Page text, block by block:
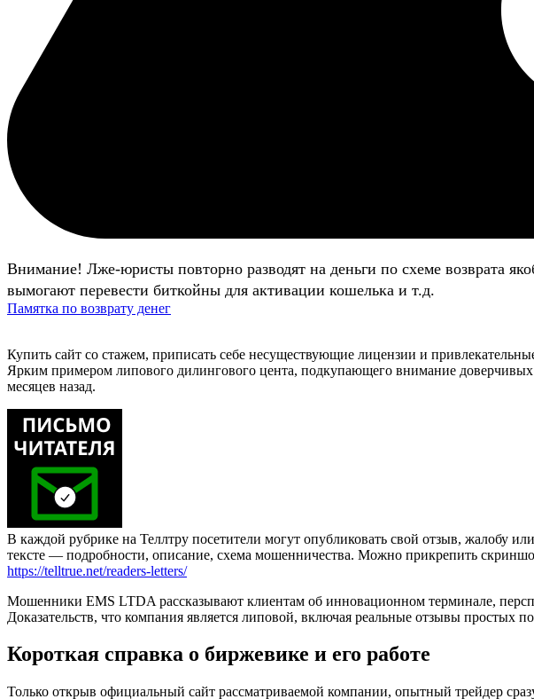
Внимание! Лже-юристы повторно разводят на деньги по схеме
вымогают перевести биткойны для активации кошелька и т.д.
Памятка по возврату денег
Купить сайт со стажем, приписать себе несуществующие лицензии и
Ярким примером липового дилингового цента, подкупающего внимание
месяцев назад.
В каждой рубрике на Теллтру посетители могут опубликовать свой отзыв, жалобу
тексте — подробности, описание, схема мошенничества. Можно прикрепить
https://telltrue.net/readers-letters/
Мошенники EMS LTDA рассказывают клиентам об инновационном терминале,
Доказательств, что компания является липовой, включая реальные отзывы простых
Короткая справка о биржевике и его работе
Только открыв официальный сайт рассматриваемой компании, опытный трейдер